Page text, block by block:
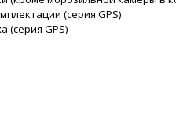
(серия GPS)
(серия GPS)